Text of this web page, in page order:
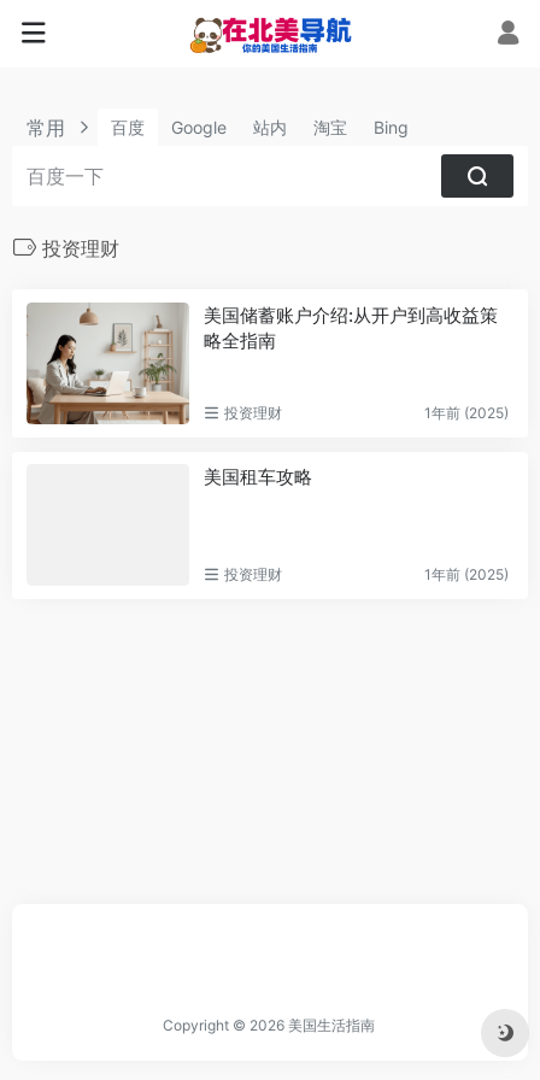
常用 百度 Google 站内 淘宝 Bing
投资理财
美国储蓄账户介绍:从开户到高收益策
略全指南
投资理财 1年前 (2025)
美国租车攻略
投资理财 1年前 (2025)
Copyright © 2026 美国生活指南